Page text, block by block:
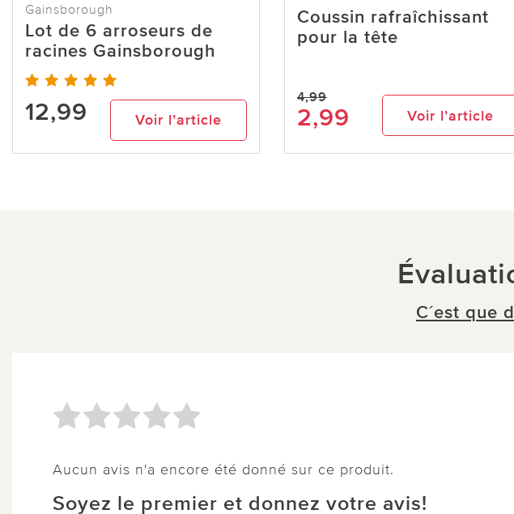
Gainsborough
Lot de 6 arroseurs de
racines Gainsborough
12,99 Voir l’article
Coussin rafraîchissant
pour la tête
4,99
2,99 Voir l’article
C´est que
Aucun avis n'a encore été donné sur ce produit.
Soyez le premier et donnez votre avis!